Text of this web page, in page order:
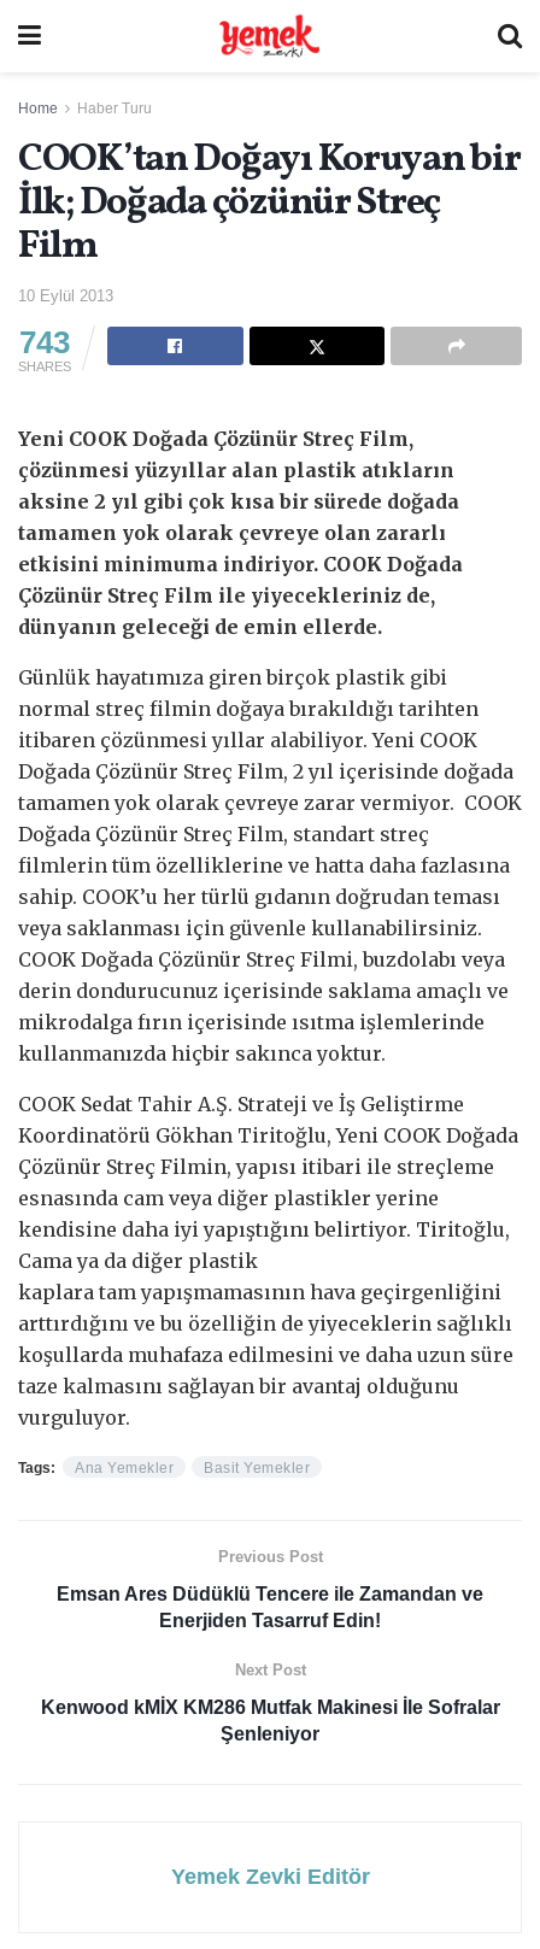
Home Haber Turu
COOK’tan Doğayı Koruyan bir
İlk; Doğada çözünür Streç
Film
10 Eylül 2013
743
SHARES
Yeni COOK Doğada Çözünür Streç Film,
çözünmesi yüzyıllar alan plastik atıkların
aksine 2 yıl gibi çok kısa bir sürede doğada
tamamen yok olarak çevreye olan zararlı
etkisini minimuma indiriyor. COOK Doğada
Çözünür Streç Film ile yiyecekleriniz de,
dünyanın geleceği de emin ellerde.
Günlük hayatımıza giren birçok plastik gibi
normal streç filmin doğaya bırakıldığı tarihten
itibaren çözünmesi yıllar alabiliyor. Yeni COOK
Doğada Çözünür Streç Film, 2 yıl içerisinde doğada
tamamen yok olarak çevreye zarar vermiyor. COOK
Doğada Çözünür Streç Film, standart streç
filmlerin tüm özelliklerine ve hatta daha fazlasına
sahip. COOK’u her türlü gıdanın doğrudan teması
veya saklanması için güvenle kullanabilirsiniz.
COOK Doğada Çözünür Streç Filmi, buzdolabı veya
derin dondurucunuz içerisinde saklama amaçlı ve
mikrodalga fırın içerisinde ısıtma işlemlerinde
kullanmanızda hiçbir sakınca yoktur.
COOK Sedat Tahir A.Ş. Strateji ve İş Geliştirme
Koordinatörü Gökhan Tiritoğlu, Yeni COOK Doğada
Çözünür Streç Filmin, yapısı itibari ile streçleme
esnasında cam veya diğer plastikler yerine
kendisine daha iyi yapıştığını belirtiyor. Tiritoğlu,
Cama ya da diğer plastik
kaplara tam yapışmamasının hava geçirgenliğini
arttırdığını ve bu özelliğin de yiyeceklerin sağlıklı
koşullarda muhafaza edilmesini ve daha uzun süre
taze kalmasını sağlayan bir avantaj olduğunu
vurguluyor.
Tags: Ana Yemekler Basit Yemekler
Previous Post
Emsan Ares Düdüklü Tencere ile Zamandan ve
Enerjiden Tasarruf Edin!
Next Post
Kenwood kMİX KM286 Mutfak Makinesi İle Sofralar
Şenleniyor
Yemek Zevki Editör